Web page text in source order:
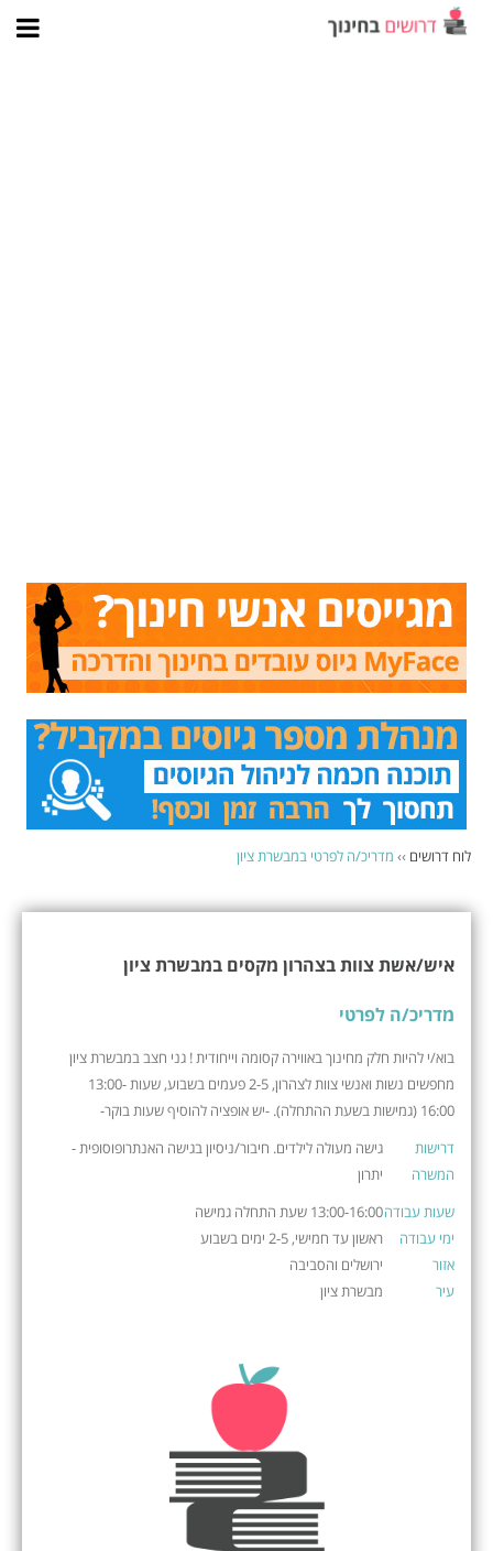
לוח דרושים ›› מדריכ/ה לפרטי במבשרת ציון
איש/אשת צוות בצהרון מקסים במבשרת ציון
מדריכ/ה לפרטי
בוא/י להיות חלק מחינוך באווירה קסומה וייחודית ! גני חצב במבשרת ציון
מחפשים נשות ואנשי צוות לצהרון, 2-5 פעמים בשבוע, שעות 13:00-
16:00 (גמישות בשעת ההתחלה). -יש אופציה להוסיף שעות בוקר-
דרישות
המשרה
גישה מעולה לילדים. חיבור/ניסיון בגישה האנתרופוסופית -
יתרון
שעות עבודה13:00-16:00 שעת התחלה גמישה
ימי עבודה
ראשון עד חמישי, 2-5 ימים בשבוע
אזור
ירושלים והסביבה
עיר
מבשרת ציון